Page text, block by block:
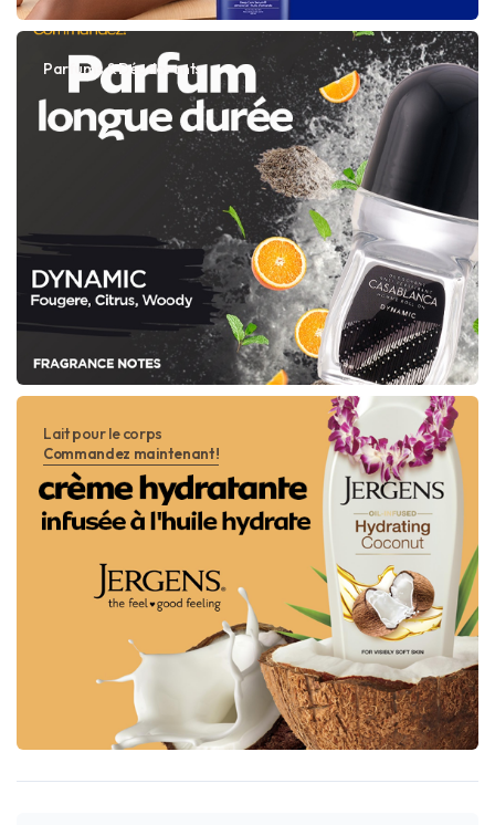
Parfums & Déodorants
Lait pour le corps
Commandez maintenant!